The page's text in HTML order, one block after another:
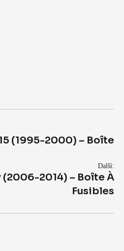
(1995-2000) – Boîte
Další:
(2006-2014) – Boîte À
Fusibles